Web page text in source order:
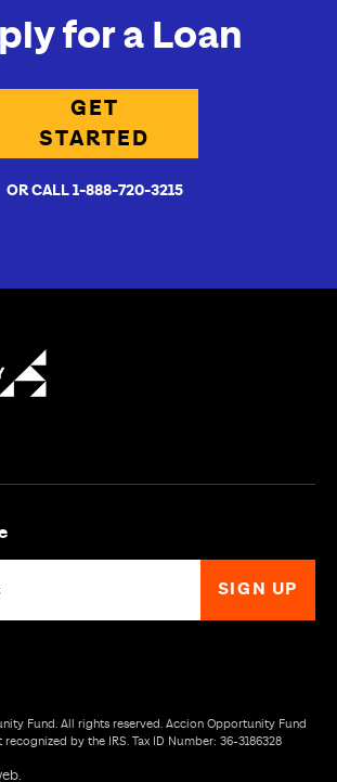
for a Loan
GET
STARTED
OR CALL 1-888-720-3215
Fund. All rights reserved. Accion Opportunity Fund
by the IRS. Tax ID Number: 36-3186328
.